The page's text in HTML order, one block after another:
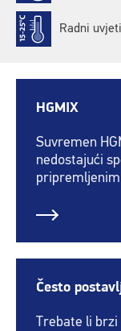
Radni
HGMIX
Suvremen
nedostajući
Često
Trebate li brzi